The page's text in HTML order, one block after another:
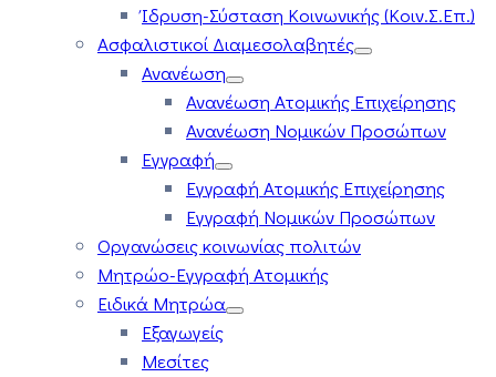
Ίδρυση-Σύσταση Κοινωνικής (Κοιν.Σ.Επ.)
Ασφαλιστικοί Διαμεσολαβητές
Ανανέωση
Ανανέωση Ατομικής Επιχείρησης
Ανανέωση Νομικών Προσώπων
Εγγραφή
Εγγραφή Ατομικής Επιχείρησης
Εγγραφή Νομικών Προσώπων
Οργανώσεις κοινωνίας πολιτών
Μητρώο-Εγγραφή Ατομικής
Ειδικά Μητρώα
Εξαγωγείς
Μεσίτες